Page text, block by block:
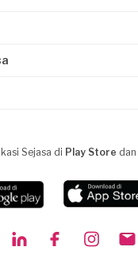
Sejasa di Play Store dan